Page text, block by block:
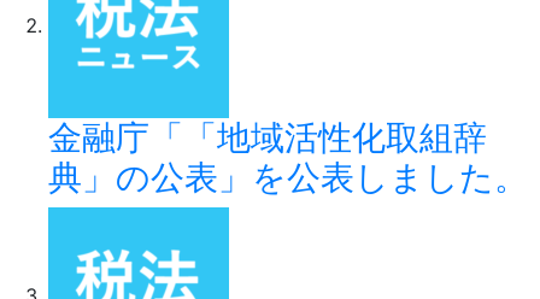
金融庁「「地域活性化取組辞
典」の公表」を公表しました。